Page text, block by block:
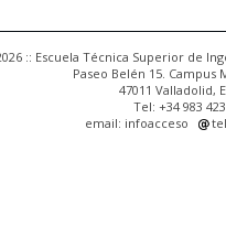
:: Escuela Técnica Superior de
Paseo Belén 15. Campus
47011 Valladolid,
Tel: +34 983
email: infoacceso
tel